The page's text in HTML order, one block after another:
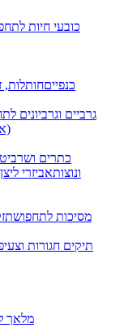
כובעי חיות
כנפייםחותלות,
גרביים וגרביונים
כתרים
ונוצותאביזרי
מסיכות לתחפושת
תיקים חגורות
מלאך